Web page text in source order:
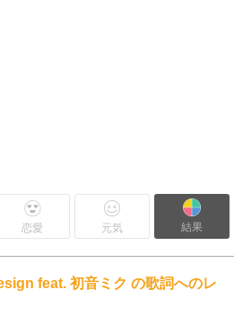
恋愛 元気 結果
feat. 初音ミク の歌詞へのレ